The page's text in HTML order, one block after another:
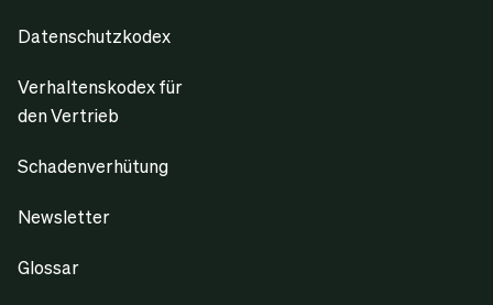
Datenschutzkodex
Verhaltenskodex für
den Vertrieb
Schadenverhütung
Newsletter
Glossar